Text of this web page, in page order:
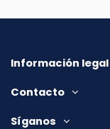
Información legal
Contacto
Síganos